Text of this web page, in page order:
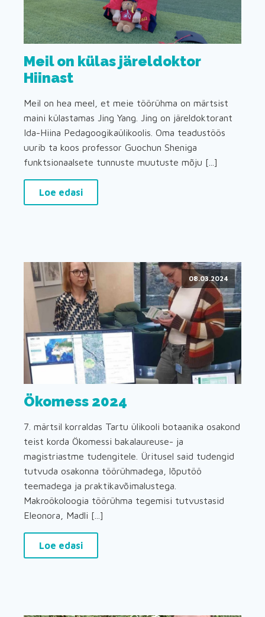
Meil on külas järeldoktor
Hiinast
Meil on hea meel, et meie töörühma on märtsist
maini külastamas Jing Yang. Jing on järeldoktorant
Ida-Hiina Pedagoogikaülikoolis. Oma teadustöös
uurib ta koos professor Guochun Sheniga
funktsionaalsete tunnuste muutuste mõju [...]
Loe edasi
08.03.2024
Ökomess 2024
7. märtsil korraldas Tartu ülikooli botaanika osakond
teist korda Ökomessi bakalaureuse- ja
magistriastme tudengitele. Üritusel said tudengid
tutvuda osakonna töörühmadega, lõputöö
teemadega ja praktikavõimalustega.
Makroökoloogia töörühma tegemisi tutvustasid
Eleonora, Madli [...]
Loe edasi